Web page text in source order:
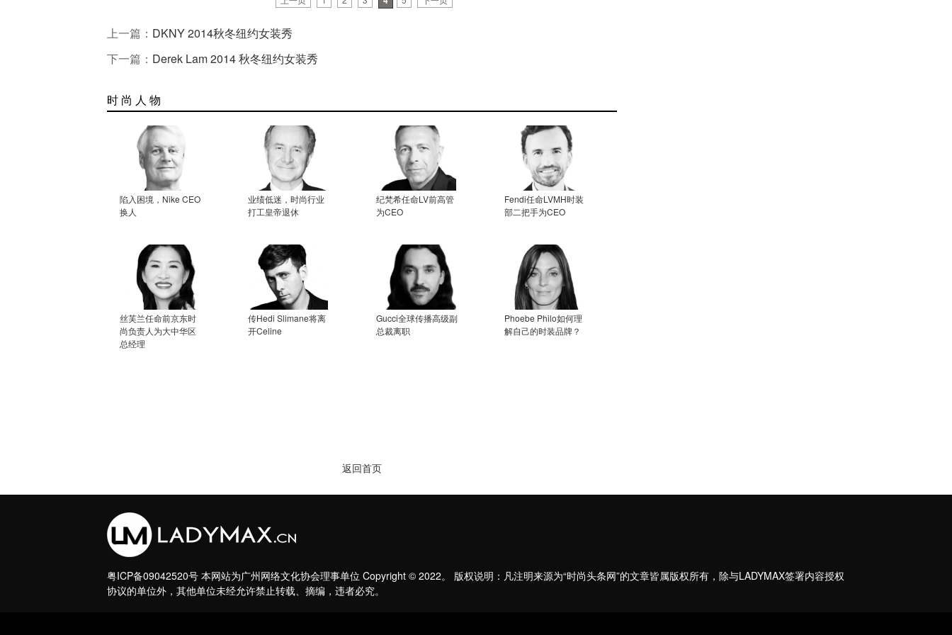
上一篇： DKNY 2014秋冬纽约女装秀
下一篇： Derek Lam 2014 秋冬纽约女装秀
时 尚 人 物
陷入困境，Nike CEO
换人
业绩低迷，时尚行业
打工皇帝退休
纪梵希任命LV前高管
为CEO
Fendi任命LVMH时装
部二把手为CEO
丝芙兰任命前京东时
尚负责人为大中华区
总经理
传Hedi Slimane将离
开Celine
Gucci全球传播高级副
总裁离职
Phoebe Philo如何理
解自己的时装品牌？
返回首页
粤ICP备09042520号 本网站为广州网络文化协会理事单位 Copyright © 2022。 版权说明：凡注明来源为“时尚头条网”的文章皆属版权所有，除与LADYMAX签署内容授权
协议的单位外，其他单位未经允许禁止转载、摘编，违者必究。